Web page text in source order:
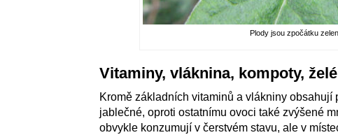
Plody jsou zpočátku
Vitaminy, vláknina, kompoty,
Kromě základních vitaminů a vlákniny
jablečné, oproti ostatnímu ovoci také zvýšené
obvykle konzumují v čerstvém stavu, ale v